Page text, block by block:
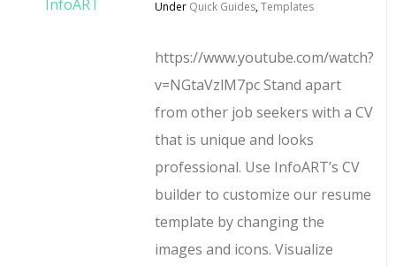
Under Quick Guides,Templates
https://www.youtube.com/watch?
v=NGtaVzlM7pc Stand apart
from other job seekers with a CV
that is unique and looks
professional. Use InfoART’s CV
builder to customize our resume
template by changing the
images and icons. Visualize